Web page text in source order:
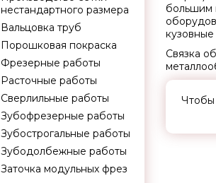
нестандартного размера
Вальцовка труб
Порошковая покраска
Фрезерные работы
Расточные работы
Сверлильные работы
Зубофрезерные работы
Зубострогальные работы
Зубодолбежные работы
Заточка модульных фрез
большим
Связка
Чтобы